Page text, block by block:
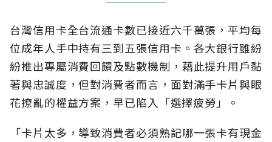
台灣信用卡全台流通卡數已接近六千萬張，平均每
位成年人手中持有三到五張信用卡。各大銀行雖紛
紛推出專屬消費回饋及點數機制，藉此提升用戶黏
著與忠誠度，但對消費者而言，面對滿手卡片與眼
花撩亂的權益方案，早已陷入「選擇疲勞」。
「卡片太多，導致消費者必須熟記哪一張卡有現金